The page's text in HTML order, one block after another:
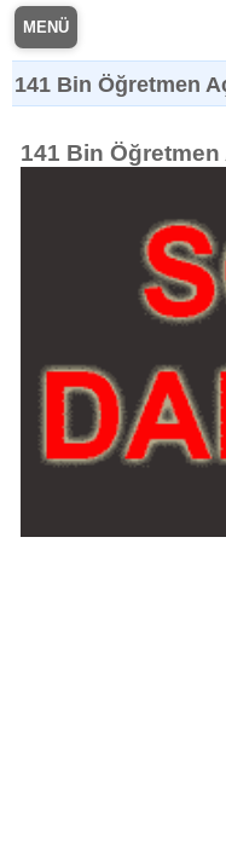
MENÜ
141 Bin Öğretmen
141 Bin Öğretmen